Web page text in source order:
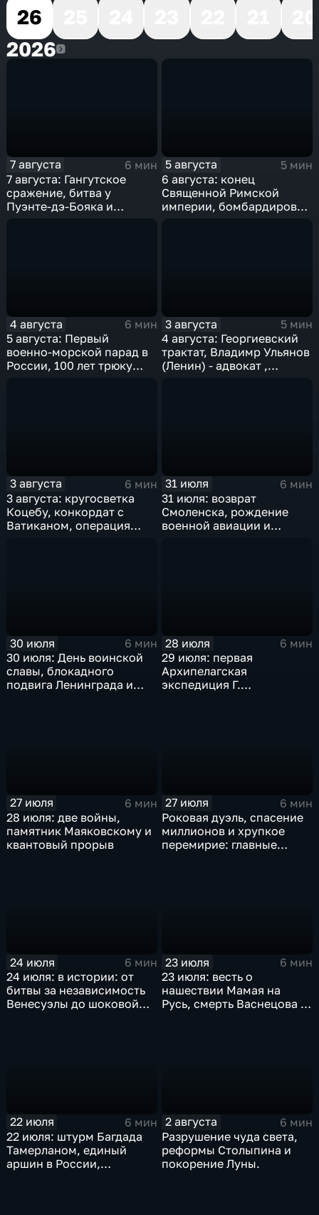
26
20262026
7 августа
6 мин
7 августа: Гангутское
сражение, битва у
Пуэнте-дэ-Бояка и
5 августа
5 мин
6 августа: конец
Священной Римской
империи, бомбардировка
4 августа
6 мин
5 августа: Первый
военно-морской парад в
России, 100 лет трюку
3 августа
5 мин
4 августа: Георгиевский
трактат, Владимр Ульянов
(Ленин) - адвокат ,
3 августа
6 мин
3 августа: кругосветка
Коцебу, конкордат с
Ватиканом, операция
31 июля
6 мин
31 июля: возврат
Смоленска, рождение
военной авиации и
30 июля
6 мин
30 июля: День воинской
славы, блокадного
подвига Ленинграда и
28 июля
6 мин
29 июля: первая
Архипелагская
экспедиция Г.
27 июля
6 мин
28 июля: две войны,
памятник Маяковскому и
квантовый прорыв
27 июля
6 мин
Роковая дуэль, спасение
миллионов и хрупкое
перемирие: главные
24 июля
6 мин
24 июля: в истории: от
битвы за независимость
Венесуэлы до шоковой
23 июля
6 мин
23 июля: весть о
нашествии Мамая на
Русь, смерть Васнецова и
22 июля
6 мин
22 июля: штурм Багдада
Тамерланом, единый
аршин в России,
2 августа
6 мин
Разрушение чуда света,
реформы Столыпина и
покорение Луны.